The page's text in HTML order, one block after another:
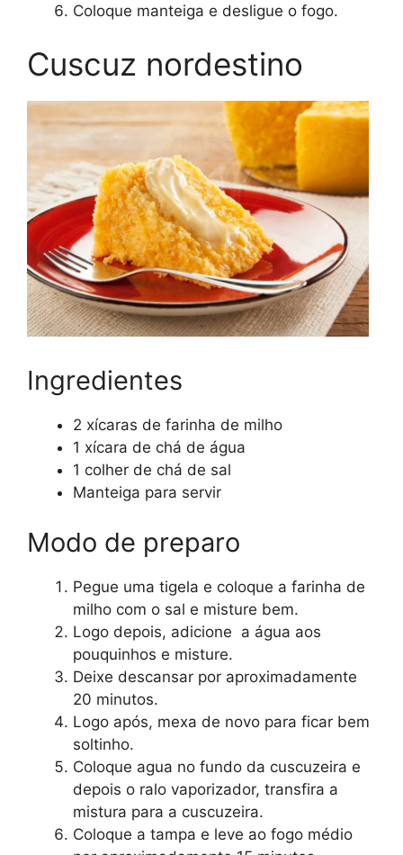
Coloque manteiga e desligue o fogo.
Cuscuz nordestino
Ingredientes
2 xícaras de farinha de milho
1 xícara de chá de água
1 colher de chá de sal
Manteiga para servir
Modo de preparo
Pegue uma tigela e coloque a farinha de
milho com o sal e misture bem.
Logo depois, adicione a água aos
pouquinhos e misture.
Deixe descansar por aproximadamente
20 minutos.
Logo após, mexa de novo para ficar bem
soltinho.
Coloque agua no fundo da cuscuzeira e
depois o ralo vaporizador, transfira a
mistura para a cuscuzeira.
Coloque a tampa e leve ao fogo médio